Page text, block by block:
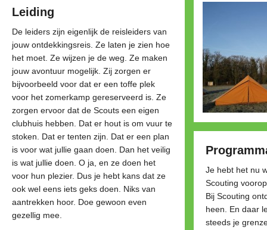
Leiding
De leiders zijn eigenlijk de reisleiders van
jouw ontdekkingsreis. Ze laten je zien hoe
het moet. Ze wijzen je de weg. Ze maken
jouw avontuur mogelijk. Zij zorgen er
bijvoorbeeld voor dat er een toffe plek
voor het zomerkamp gereserveerd is. Ze
zorgen ervoor dat de Scouts een eigen
clubhuis hebben. Dat er hout is om vuur te
stoken. Dat er tenten zijn. Dat er een plan
is voor wat jullie gaan doen. Dan het veilig
is wat jullie doen. O ja, en ze doen het
voor hun plezier. Dus je hebt kans dat ze
ook wel eens iets geks doen. Niks van
aantrekken hoor. Doe gewoon even
gezellig mee.
Je hebt het nu
Scouting
Bij Scouting
heen. En daar
steeds je